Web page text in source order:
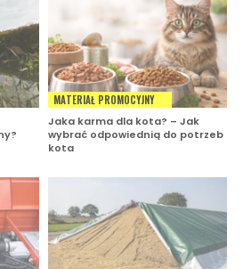
MATERIAŁ PROMOCYJNY
Jaka karma dla kota? – Jak
wybrać odpowiednią do potrzeb
kota